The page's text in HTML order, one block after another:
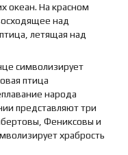
океан. На красном
над
летящая над
символизирует
птица
народа
представляют три
Фениксовы и
храбрость